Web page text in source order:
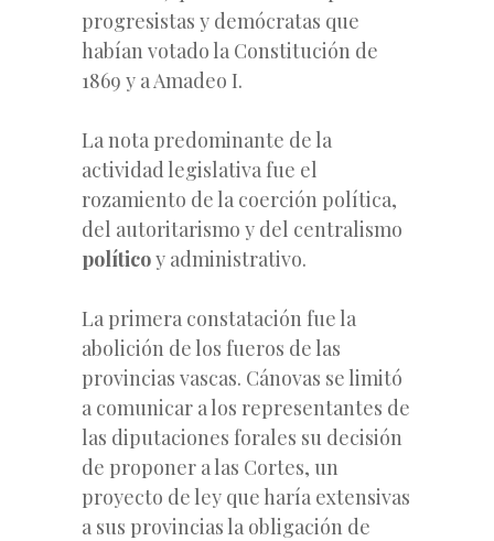
progresistas y demócratas que
habían votado la Constitución de
1869 y a Amadeo I.
La nota predominante de la
actividad legislativa fue el
rozamiento de la coerción política,
del autoritarismo y del centralismo
políticoy administrativo.
La primera constatación fue la
abolición de los fueros de las
provincias vascas. Cánovas se limitó
a comunicar a los representantes de
las diputaciones forales su decisión
de proponer a las Cortes, un
proyecto de ley que haría extensivas
a sus provincias la obligación de